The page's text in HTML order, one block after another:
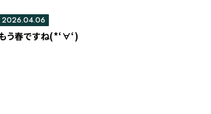
う春ですね(*‘∀‘)
2026.04.06